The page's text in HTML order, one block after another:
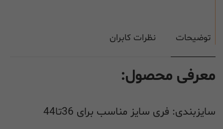
توضیحات نظرات کابران
معرفی محصول:
سایزبندی: فری سایز مناسب برای 36تا44